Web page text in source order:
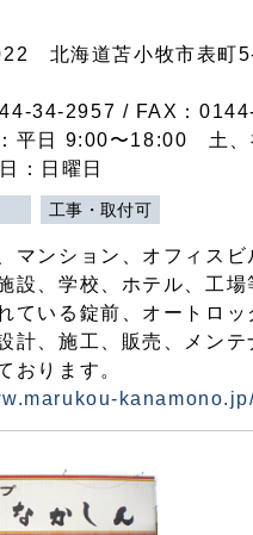
北海道苫小牧市表町
34-2957 / FAX：
平日 9:00〜18:00 土、
：日曜日
工事・取付可
マンション、オフィスビ
設、学校、ホテル、工場
ている錠前、オートロッ
計、施工、販売、メンテ
おります。